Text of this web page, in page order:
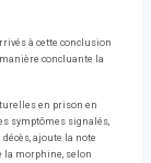
à cette conclusion
concluante la
en prison en
symptômes signalés,
ajoute la note
la morphine, selon